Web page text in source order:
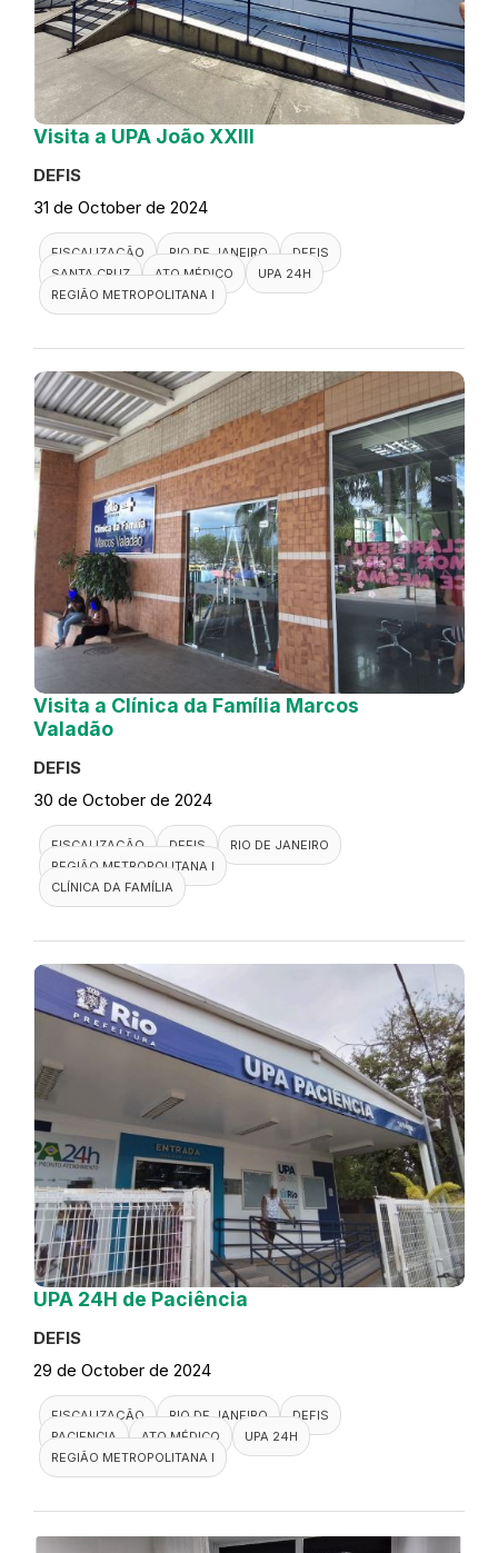
Visita a UPA João XXIII
DEFIS
31 de October de 2024
FISCALIZAÇÃO RIO DE JANEIRO
DEFIS
SANTA CRUZ
ATO MÉDICO
UPA 24H
REGIÃO METROPOLITANA I
Visita a Clínica da Família Marcos
Valadão
DEFIS
30 de October de 2024
FISCALIZAÇÃO DEFIS
RIO DE JANEIRO
REGIÃO METROPOLITANA I
CLÍNICA DA FAMÍLIA
UPA 24H de Paciência
DEFIS
29 de October de 2024
FISCALIZAÇÃO RIO DE JANEIRO
DEFIS
PACIENCIA
ATO MÉDICO
UPA 24H
REGIÃO METROPOLITANA I